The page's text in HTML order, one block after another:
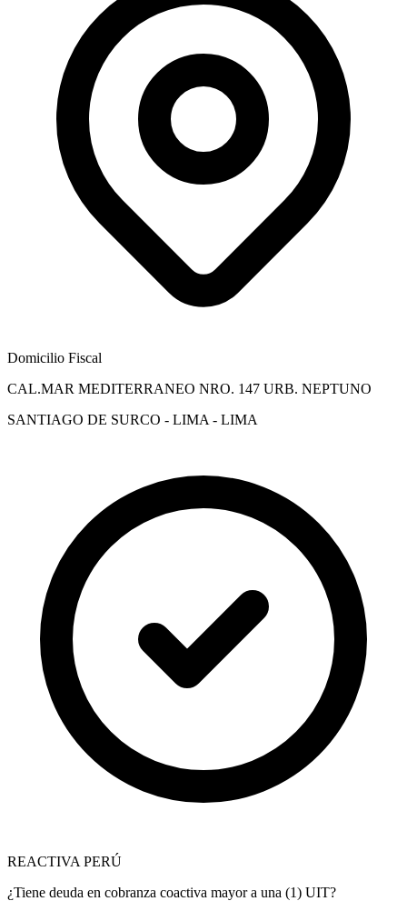
Domicilio Fiscal
CAL.MAR MEDITERRANEO NRO. 147 URB. NEPTUNO
SANTIAGO DE SURCO - LIMA - LIMA
REACTIVA PERÚ
¿Tiene deuda en cobranza coactiva mayor a una (1) UIT?